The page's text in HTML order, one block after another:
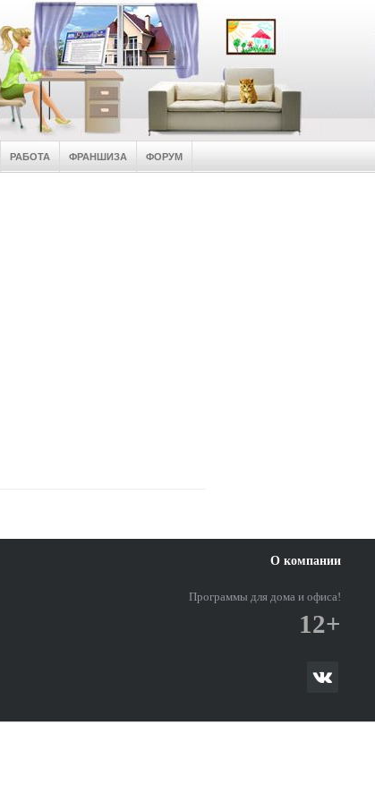
РАБОТА ФРАНШИЗА ФОРУМ
О компании
Программы для дома и офиса!
12+